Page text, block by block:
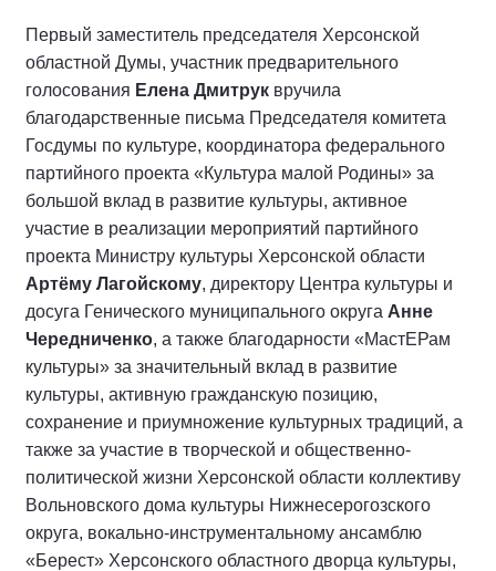
Первый заместитель председателя Херсонской
областной Думы, участник предварительного
голосования Елена Дмитрук вручила
благодарственные письма Председателя комитета
Госдумы по культуре, координатора федерального
партийного проекта «Культура малой Родины» за
большой вклад в развитие культуры, активное
участие в реализации мероприятий партийного
проекта Министру культуры Херсонской области
Артёму Лагойскому, директору Центра культуры и
досуга Генического муниципального округа Анне
Чередниченко, а также благодарности «МастЕРам
культуры» за значительный вклад в развитие
культуры, активную гражданскую позицию,
сохранение и приумножение культурных традиций, а
также за участие в творческой и общественно-
политической жизни Херсонской области коллективу
Вольновского дома культуры Нижнесерогозского
округа, вокально-инструментальному ансамблю
«Берест» Херсонского областного дворца культуры,